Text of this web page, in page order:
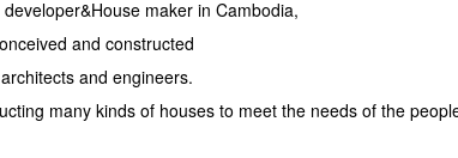
maker in Cambodia,
and constructed
and engineers.
many kinds of houses to meet the needs of the